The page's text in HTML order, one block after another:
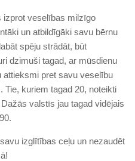
izprot veselības milzīgo
un atbildīgāki savu bērnu
spēju strādāt, būt
dzimuši tagad, ar mūsdienu
attieksmi pret savu veselību
kuriem tagad 20, noteikti
valstīs jau tagad vidējais
izglītības ceļu un nezaudēt